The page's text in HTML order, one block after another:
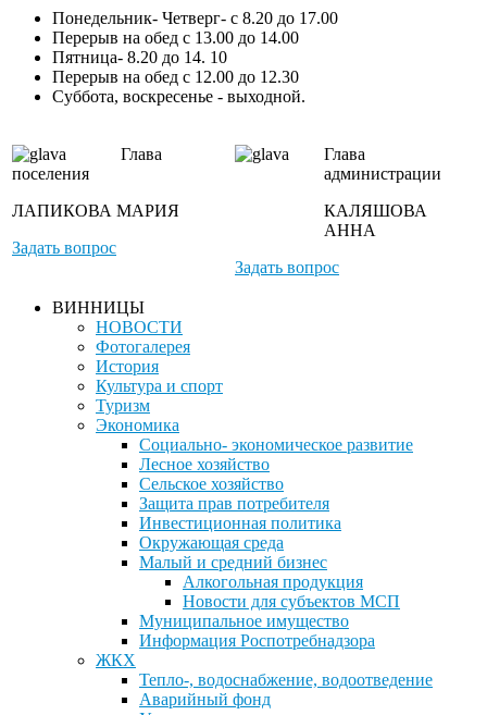
Понедельник- Четверг- с 8.20 до 17.00
Перерыв на обед с 13.00 до 14.00
Пятница- 8.20 до 14. 10
Перерыв на обед с 12.00 до 12.30
Суббота, воскресенье - выходной.
Глава
поселения
ЛАПИКОВА МАРИЯ
Задать вопрос
Глава
администрации
КАЛЯШОВА
АННА
Задать вопрос
ВИННИЦЫ
НОВОСТИ
Фотогалерея
История
Культура и спорт
Туризм
Экономика
Социально- экономическое развитие
Лесное хозяйство
Сельское хозяйство
Защита прав потребителя
Инвестиционная политика
Окружающая среда
Малый и средний бизнес
Алкогольная продукция
Новости для субъектов МСП
Муниципальное имущество
Информация Роспотребнадзора
ЖКХ
Тепло-, водоснабжение, водоотведение
Аварийный фонд